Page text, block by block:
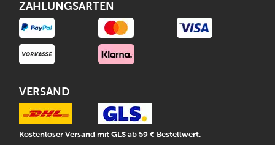
ZAHLUNGSARTEN
VERSAND
Kostenloser Versand mit GLS ab 59 € Bestellwert.